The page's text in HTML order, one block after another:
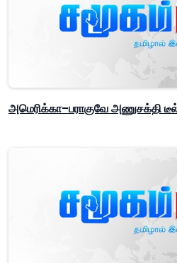
அமெரிக்கா–பராகுவே அணுசக்தி